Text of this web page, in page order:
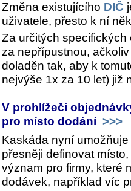
Změna existujícího DIČ
uživatele, přesto k ní
Za určitých
za nepřípustnou,
doladěn tak, aby k
nejvýše 1x za 10 let) již
V prohlížeči
pro místo dodání >>>
Kaskáda nyní
přesněji definovat
význam pro firmy, které
dodávek, například víc